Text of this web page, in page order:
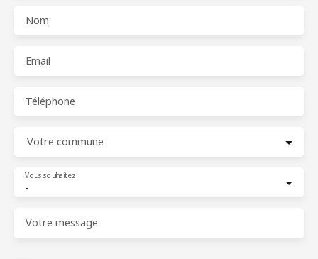
Nom
Email
Téléphone
Votre commune
-
Vous souhaitez
Votre message